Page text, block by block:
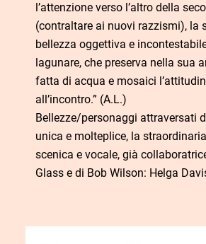
l’attenzione verso l’altro della
(contraltare ai nuovi razzismi), la
bellezza oggettiva e
lagunare, che preserva nella sua
fatta di acqua e mosaici
all’incontro.” (A.L.)
Bellezze/personaggi attraversati
unica e molteplice, la
scenica e vocale, già
Glass e di Bob Wilson: Helga